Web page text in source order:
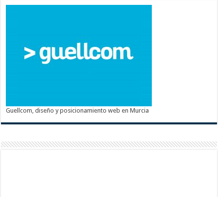
Guellcom, diseño y posicionamiento web en Murcia